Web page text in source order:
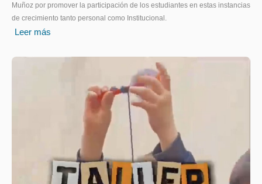
Muñoz por promover la participación de los estudiantes en estas instancias
de crecimiento tanto personal como Institucional.
Leer más